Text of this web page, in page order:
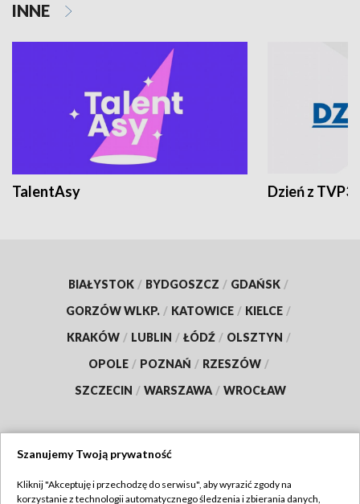
INNE
TalentAsy Dzień z TVP3
BIAŁYSTOK / BYDGOSZCZ / GDAŃSK /
GORZÓW WLKP. / KATOWICE / KIELCE /
KRAKÓW / LUBLIN / ŁÓDŹ / OLSZTYN /
OPOLE / POZNAŃ / RZESZÓW /
SZCZECIN / WARSZAWA / WROCŁAW
Szanujemy Twoją prywatność
Kliknij "Akceptuję i przechodzę do serwisu", aby wyrazić zgody na
korzystanie z technologii automatycznego śledzenia i zbierania danych,